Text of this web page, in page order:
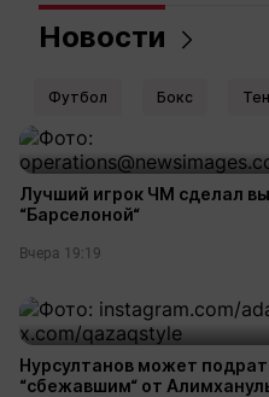
Новости
Футбол Бокс
Лучший игрок ЧМ сделал
“Барселоной“
Вчера 19:19
Нурсултанов может
“сбежавшим“ от